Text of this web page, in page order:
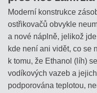
Moderní konstrukce
ostřikovačů obvykle
a nové náplně, jelikož
kde není ani vidět, co se
k tomu, že Ethanol (líh)
vodíkových vazeb a
podporována teplotou,
STANOVENIE
OBSAHU
V